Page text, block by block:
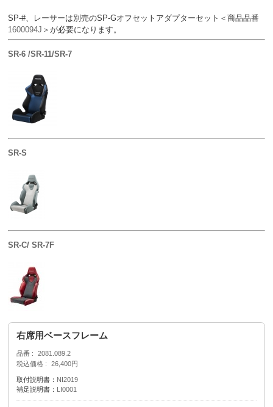
SP-#、レーサーは別売のSP-Gオフセットアダプターセット＜商品品番
1600094J ＞が必要になります。
SR-6 /SR-11/SR-7
SR-S
SR-C/ SR-7F
右席用ベースフレーム
品番
2081.089.2
税込価格
26,400円
取付説明書： NI2019
補足説明書：
LI0001